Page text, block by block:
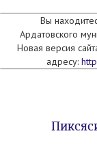
Вы
Ардатовского
Новая версия
адресу: